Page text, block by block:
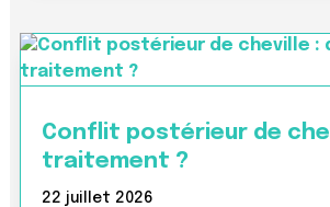
Conflit postérieur de
traitement ?
22 juillet 2026